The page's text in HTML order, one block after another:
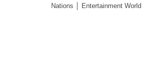
Nations │ Entertainment World